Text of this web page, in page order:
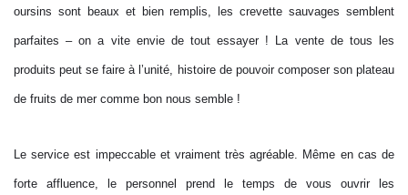
oursins sont beaux et bien remplis, les crevette sauvages semblent
parfaites – on a vite envie de tout essayer ! La vente de tous les
produits peut se faire à l’unité, histoire de pouvoir composer son plateau
de fruits de mer comme bon nous semble !
Le service est impeccable et vraiment très agréable. Même en cas de
forte affluence, le personnel prend le temps de vous ouvrir les